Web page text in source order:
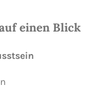
einen Blick